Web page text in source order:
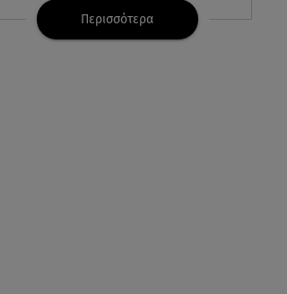
07.08.26 , 07:37
Περισσότερα